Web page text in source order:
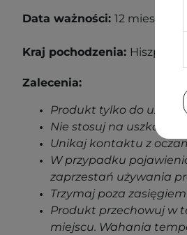
Data ważności: 12 miesięcy
Kraj pochodzenia: Hiszpania
Zalecenia:
Produkt tylko do użytku
Nie stosuj na
Unikaj kontaktu z
W przypadku
zaprzestań używania
Trzymaj poza
Produkt przechowuj w
miejscu. Wahania